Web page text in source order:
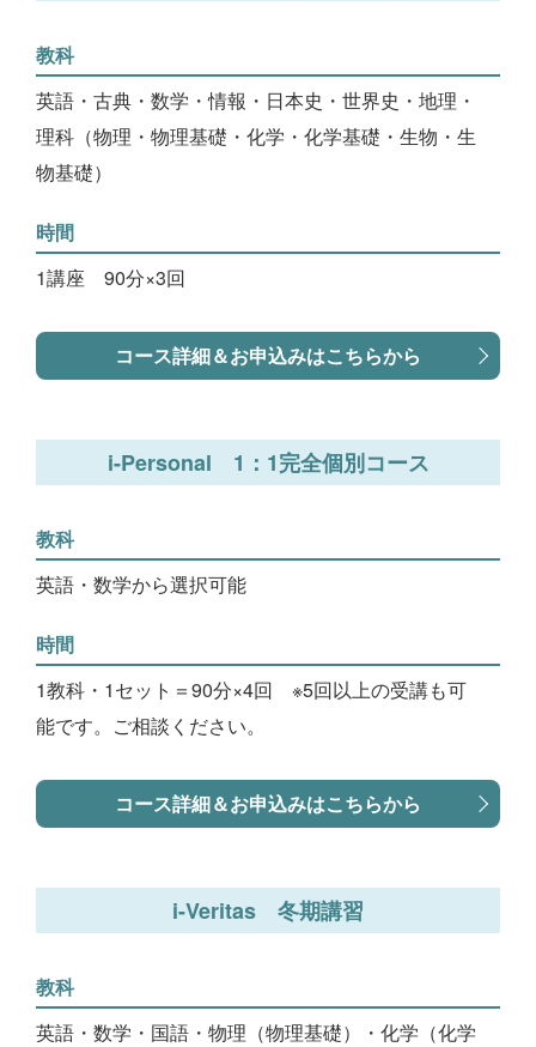
教科
英語・古典・数学・情報・日本史・世界史・地理・
理科（物理・物理基礎・化学・化学基礎・生物・生
物基礎）
時間
1講座 90分×3回
コース詳細＆お申込みはこちらから
i-Personal 1：1完全個別コース
教科
英語・数学から選択可能
時間
1教科・1セット＝90分×4回 ※5回以上の受講も可
能です。ご相談ください。
コース詳細＆お申込みはこちらから
i-Veritas 冬期講習
教科
英語・数学・国語・物理（物理基礎）・化学（化学